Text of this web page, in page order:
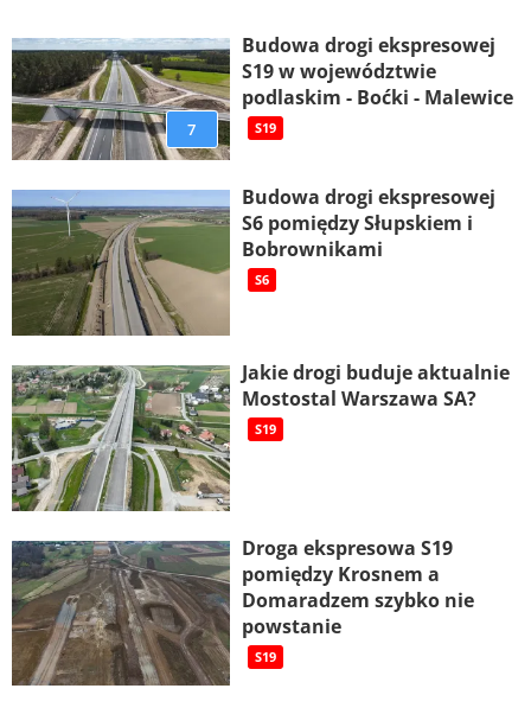
7
Budowa drogi ekspresowej
S19 w województwie
podlaskim - Boćki - Malewice
S19
Budowa drogi ekspresowej
S6 pomiędzy Słupskiem i
Bobrownikami
S6
Jakie drogi buduje aktualnie
Mostostal Warszawa SA?
S19
Droga ekspresowa S19
pomiędzy Krosnem a
Domaradzem szybko nie
powstanie
S19